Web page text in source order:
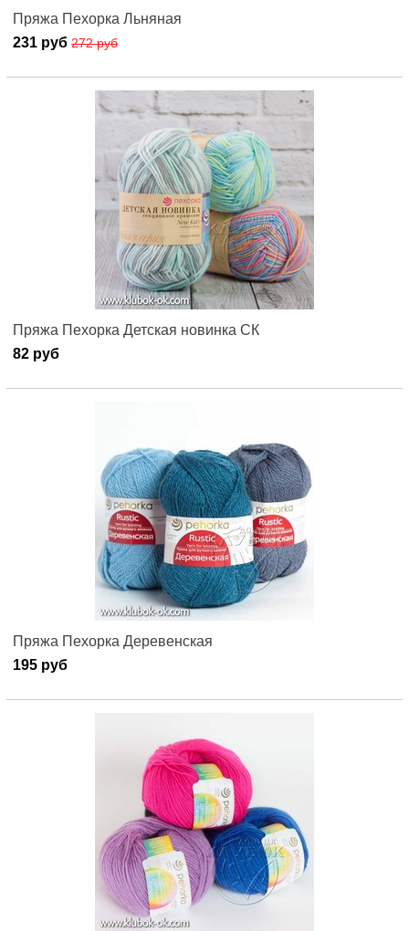
Пряжа Пехорка Льняная
231 руб 272 руб
Пряжа Пехорка Детская новинка СК
82 руб
Пряжа Пехорка Деревенская
195 руб